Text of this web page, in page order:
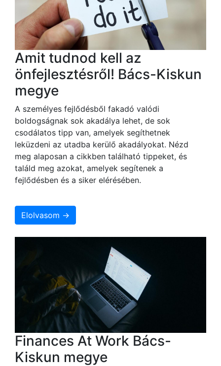
Amit tudnod kell az
önfejlesztésről! Bács-Kiskun
megye
A személyes fejlődésből fakadó valódi
boldogságnak sok akadálya lehet, de sok
csodálatos tipp van, amelyek segíthetnek
leküzdeni az utadba kerülő akadályokat. Nézd
meg alaposan a cikkben található tippeket, és
találd meg azokat, amelyek segítenek a
fejlődésben és a siker elérésében.
Elolvasom →
Finances At Work Bács-
Kiskun megye